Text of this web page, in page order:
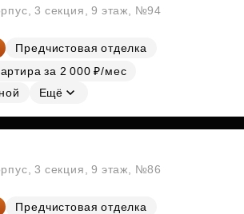
3 секция, 9 этаж, №94
Предчистовая отделка
за 2 000 ₽/мес
Ещё
3 секция, 9 этаж, №86
Предчистовая отделка